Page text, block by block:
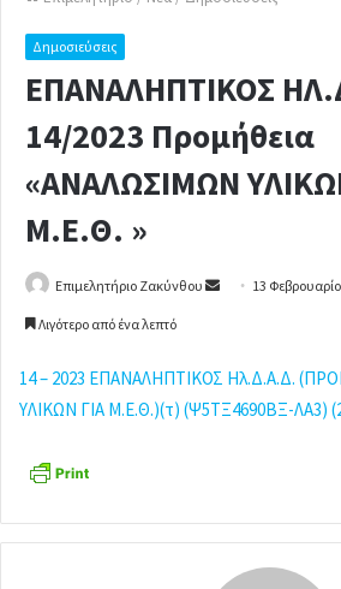
Δημοσιεύσεις
ΕΠΑΝΑΛΗΠΤΙΚΟΣ
14/2023 Προμήθεια
«ΑΝΑΛΩΣΙΜΩΝ
Μ.Ε.Θ. »
Επιμελητήριο Ζακύνθου
d
a
i
13
Λιγότερο από ένα λεπτό
14 – 2023 ΕΠΑΝΑΛΗΠΤΙΚΟΣ Ηλ.Δ.Α.Δ.
ΥΛΙΚΩΝ ΓΙΑ Μ.Ε.Θ.)(τ) (Ψ5ΤΞ4690ΒΞ-ΛΑ3)